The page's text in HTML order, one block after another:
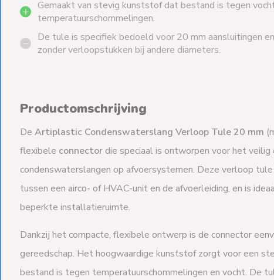
Gemaakt van stevig kunststof dat bestand is tegen
temperatuurschommelingen.
De tule is specifiek bedoeld voor 20 mm aansluitingen
zonder verloopstukken bij andere diameters.
Productomschrijving
De Artiplastic Condenswaterslang Verloop Tule 20 mm
flexibele connectordie speciaal is ontworpen voor het veilig
condenswaterslangen op afvoersystemen. Deze verloop
tussen een airco- of HVAC-unit en de afvoerleiding, en is
beperkte installatieruimte.
Dankzij het compacte, flexibele ontwerp is de connector
gereedschap. Het hoogwaardige kunststof zorgt voor een
bestand is tegen temperatuurschommelingen en vocht. De